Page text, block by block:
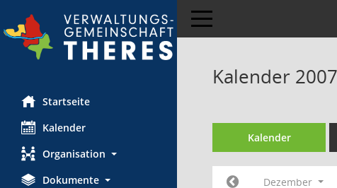
Startseite
Kalender
Organisation
Dokumente
Toggle navigation
Kalender
Kalender
Dezember